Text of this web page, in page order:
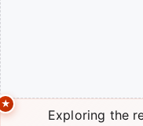
Exploring the